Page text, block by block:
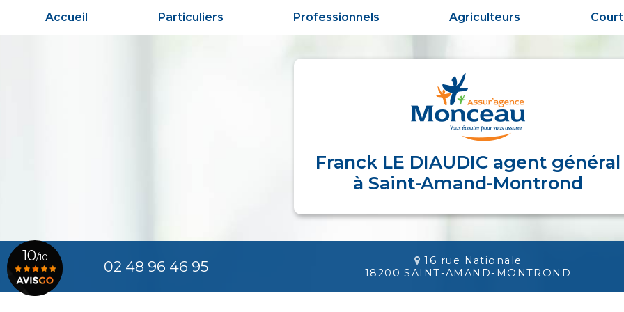
Accueil Particuliers Professionnels Agriculteurs
Franck LE DIAUDIC agent général
à Saint-Amand-Montrond
02 48 96 46 95
16 rue Nationale
18200 SAINT-AMAND-MONTROND
10/10